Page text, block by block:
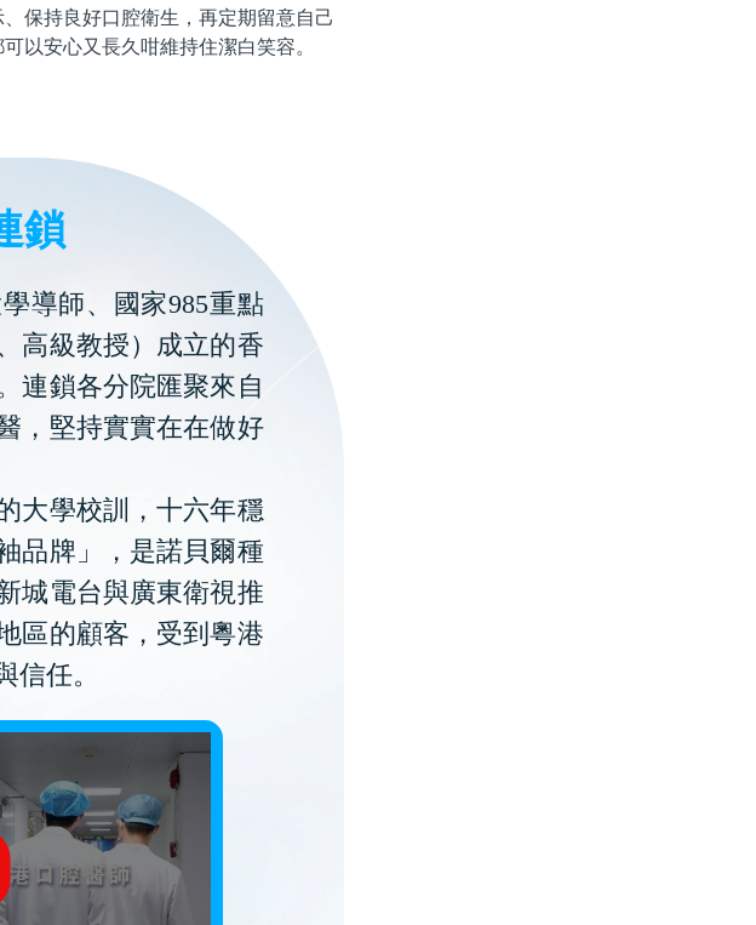
保持良好口腔衛生，再定期留意自己
以安心又長久咁維持住潔白笑容。
鎖
導師、國家985重點
高級教授）成立的香
連鎖各分院匯聚來自
，堅持實實在在做好
大學校訓，十六年穩
品牌」，是諾貝爾種
城電台與廣東衛視推
區的顧客，受到粵港
信任。